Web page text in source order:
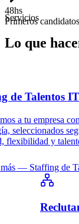
48hs
Primeros candidatos
Servicios
Lo que
de Talentos IT
a tu empresa
seleccionados
flexibilidad y
— Staffing de